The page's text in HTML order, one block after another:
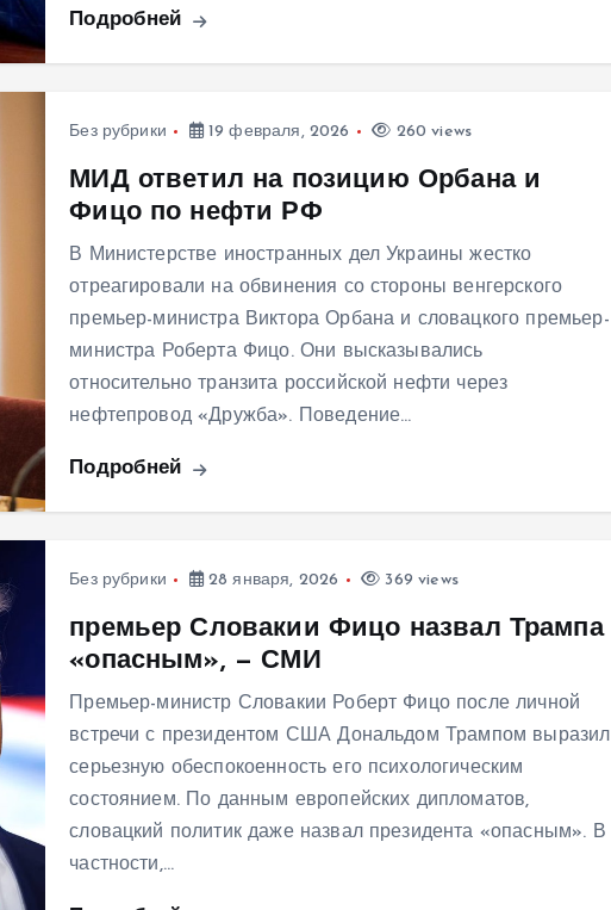
Подробней
Без рубрики 19 февраля, 2026 260 views
МИД ответил на позицию Орбана и
Фицо по нефти РФ
В Министерстве иностранных дел Украины жестко
отреагировали на обвинения со стороны венгерского
премьер-министра Виктора Орбана и словацкого премьер-
министра Роберта Фицо. Они высказывались
относительно транзита российской нефти через
нефтепровод «Дружба». Поведение…
Подробней
Без рубрики 28 января, 2026 369 views
премьер Словакии Фицо назвал Трампа
«опасным», — СМИ
Премьер-министр Словакии Роберт Фицо после личной
встречи с президентом США Дональдом Трампом выразил
серьезную обеспокоенность его психологическим
состоянием. По данным европейских дипломатов,
словацкий политик даже назвал президента «опасным». В
частности,…